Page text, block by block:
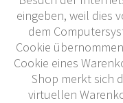
eingeben, weil dies
dem
Cookie
Cookie eines
Shop merkt sich
virtuellen